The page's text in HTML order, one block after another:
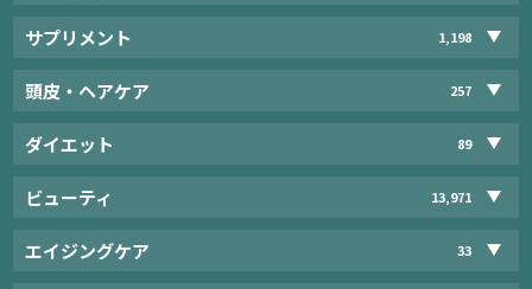
サプリメント 1,198
頭皮・ヘアケア 257
ダイエット 89
ビューティ 13,971
エイジングケア 33